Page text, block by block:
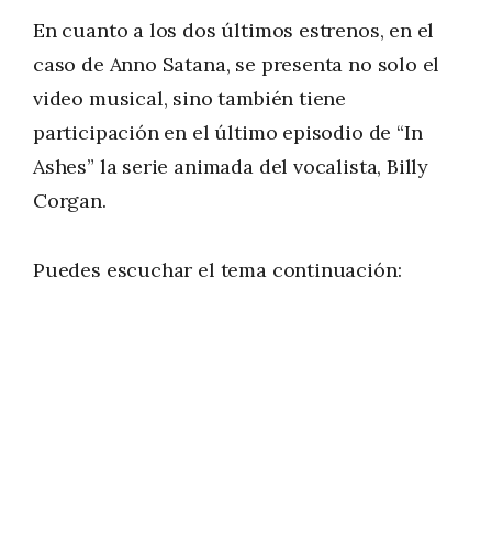
En cuanto a los dos últimos estrenos, en el
caso de Anno Satana, se presenta no solo el
video musical, sino también tiene
participación en el último episodio de “In
Ashes” la serie animada del vocalista, Billy
Corgan.
Puedes escuchar el tema continuación: